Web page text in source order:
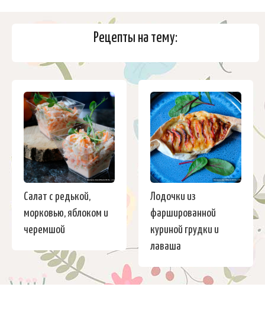
Рецепты на тему:
Салат с редькой,
морковью, яблоком и
черемшой
Лодочки из
фаршированной
куриной грудки и
лаваша